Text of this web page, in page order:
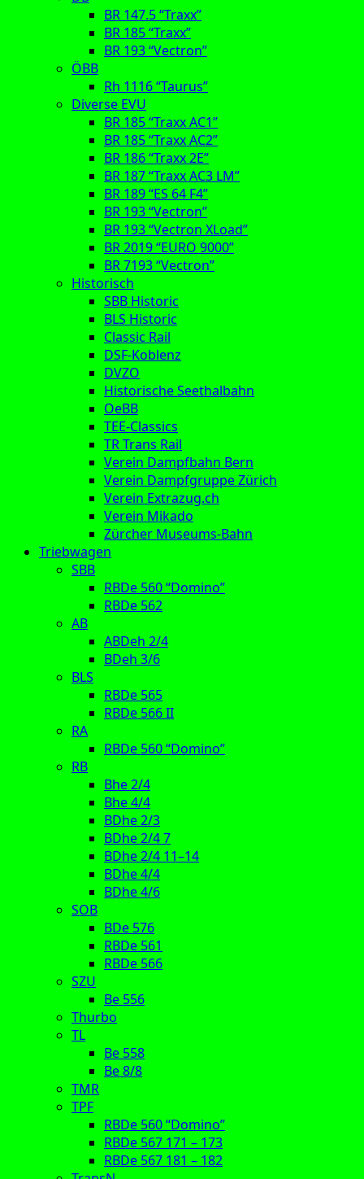
BR 147.5 “Traxx”
BR 185 “Traxx”
BR 193 “Vectron”
ÖBB
Rh 1116 “Taurus”
Diverse EVU
BR 185 “Traxx AC1”
BR 185 “Traxx AC2”
BR 186 “Traxx 2E”
BR 187 “Traxx AC3 LM”
BR 189 “ES 64 F4”
BR 193 “Vectron”
BR 193 “Vectron XLoad”
BR 2019 “EURO 9000”
BR 7193 “Vectron”
Historisch
SBB Historic
BLS Historic
Classic Rail
DSF-Koblenz
DVZO
Historische Seethalbahn
OeBB
TEE-Classics
TR Trans Rail
Verein Dampfbahn Bern
Verein Dampfgruppe Zürich
Verein Extrazug.ch
Verein Mikado
Zürcher Museums-Bahn
Triebwagen
SBB
RBDe 560 “Domino”
RBDe 562
AB
ABDeh 2/4
BDeh 3/6
BLS
RBDe 565
RBDe 566 II
RA
RBDe 560 “Domino”
RB
Bhe 2/4
Bhe 4/4
BDhe 2/3
BDhe 2/4 7
BDhe 2/4 11–14
BDhe 4/4
BDhe 4/6
SOB
BDe 576
RBDe 561
RBDe 566
SZU
Be 556
Thurbo
TL
Be 558
Be 8/8
TMR
TPF
RBDe 560 “Domino”
RBDe 567 171 – 173
RBDe 567 181 – 182